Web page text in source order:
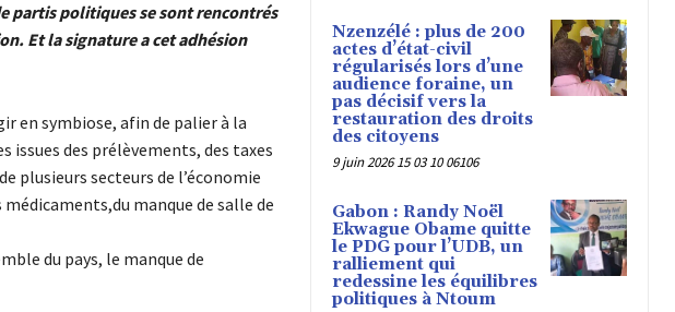
partis politiques se sont rencontrés
Et la signature a cet adhésion
en symbiose, afin de palier à la
des prélèvements, des taxes
plusieurs secteurs de l’économie
manque de salle de
du pays, le manque de
Nzenzélé : plus de 200
actes d’état-civil
régularisés lors d’une
audience foraine, un
pas décisif vers la
restauration des droits
des citoyens
9 juin 2026 15 03 10 06106
Gabon : Randy Noël
Ekwague Obame quitte
le PDG pour l’UDB, un
ralliement qui
redessine les équilibres
politiques à Ntoum